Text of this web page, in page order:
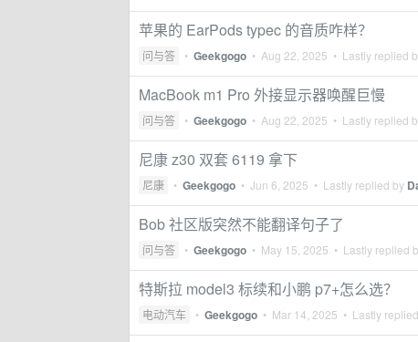
苹果的 EarPods typec 的音质咋样？
问与答 • Geekgogo • Aug 22, 2025 • Lastly replied
MacBook m1 Pro 外接显示器唤醒巨慢
问与答 • Geekgogo • Aug 22, 2025 • Lastly replied
尼康 z30 双套 6119 拿下
尼康 • Geekgogo • Jun 6, 2025 • Lastly replied by
Bob 社区版突然不能翻译句子了
问与答 • Geekgogo • May 15, 2025 • Lastly replied
特斯拉 model3 标续和小鹏 p7+怎么选？
电动汽车 • Geekgogo • Mar 14, 2025 • Lastly